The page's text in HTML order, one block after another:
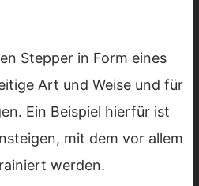
Stepper in Form eines
Art und Weise und für
Ein Beispiel hierfür ist
mit dem vor allem
werden.